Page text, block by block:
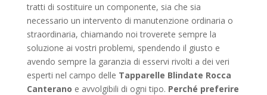
tratti di sostituire un componente, sia che sia
necessario un intervento di manutenzione ordinaria o
straordinaria, chiamando noi troverete sempre la
soluzione ai vostri problemi, spendendo il giusto e
avendo sempre la garanzia di esservi rivolti a dei veri
esperti nel campo delle Tapparelle Blindate Rocca
Canterano e avvolgibili di ogni tipo. Perché preferire